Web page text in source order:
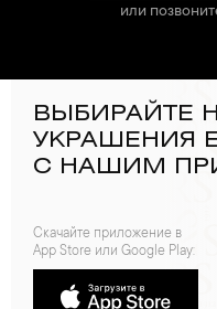
или
ВЫБИРАЙТЕ
УКРАШЕНИЯ
С НАШИМ
Скачайте приложение в
App Store или Google Play: